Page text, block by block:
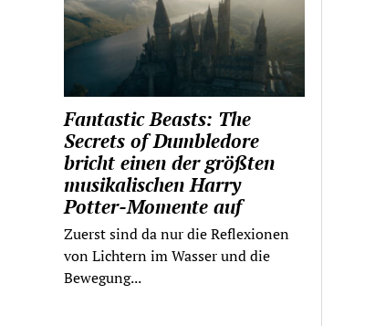
Fantastic Beasts: The
Secrets of Dumbledore
bricht einen der größten
musikalischen Harry
Potter-Momente auf
Zuerst sind da nur die Reflexionen
von Lichtern im Wasser und die
Bewegung...